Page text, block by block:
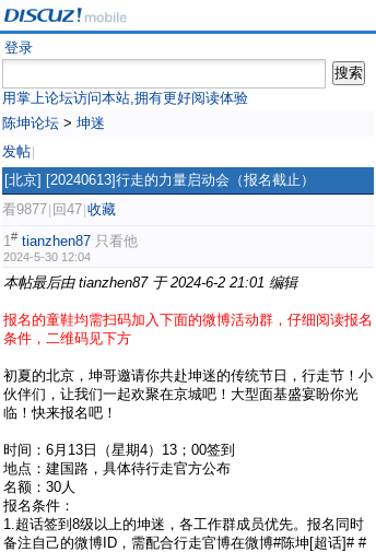
登录
用掌上论坛访问本站,拥有更好阅读体验
陈坤论坛 > 坤迷
发帖
[北京] [20240613]行走的力量启动会（报名截止）
看9877 回47 收藏
1# tianzhen87 只看他
2024-5-30 12:04
本帖最后由 tianzhen87 于 2024-6-2 21:01 编辑
报名的童鞋均需扫码加入下面的微博活动群，仔细阅读报名
条件，二维码见下方
初夏的北京，坤哥邀请你共赴坤迷的传统节日，行走节！小
伙伴们，让我们一起欢聚在京城吧！大型面基盛宴盼你光
临！快来报名吧！
时间：6月13日（星期4）13；00签到
地点：建国路，具体待行走官方公布
名额：30人
报名条件：
1.超话签到8级以上的坤迷，各工作群成员优先。报名同时
备注自己的微博ID，需配合行走官博在微博#陈坤[超话]# #